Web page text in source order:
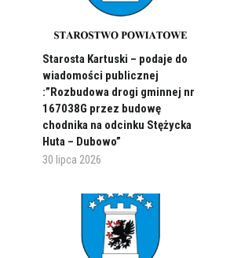
Starosta Kartuski – podaje do
wiadomości publicznej
:”Rozbudowa drogi gminnej nr
167038G przez budowę
chodnika na odcinku Stężycka
Huta – Dubowo”
30 lipca 2026